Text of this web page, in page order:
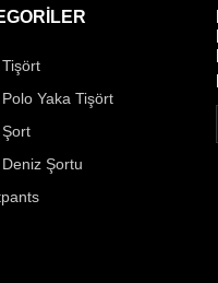
Yaka Tişört
Şortu